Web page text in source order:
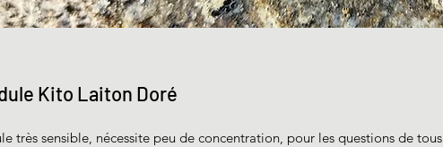
Kito Laiton Doré
très sensible, nécessite peu de concentration, pour les questions de tous